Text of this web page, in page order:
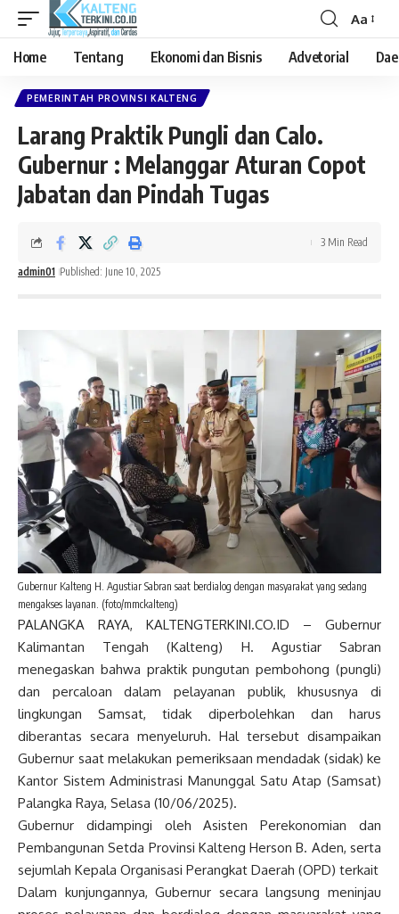
Font
Resizer
Aa
Home Tentang Ekonomi dan Bisnis Advetorial
PEMERINTAH PROVINSI KALTENG
Larang Praktik Pungli dan Calo.
Gubernur : Melanggar Aturan Copot
Jabatan dan Pindah Tugas
admin01 Published: June 10, 2025
3 Min Read
Gubernur Kalteng H. Agustiar Sabran saat berdialog dengan masyarakat yang sedang
mengakses layanan. (foto/mmckalteng)
PALANGKA RAYA, KALTENGTERKINI.CO.ID – Gubernur
Kalimantan Tengah (Kalteng) H. Agustiar Sabran
menegaskan bahwa praktik pungutan pembohong (pungli)
dan percaloan dalam pelayanan publik, khususnya di
lingkungan Samsat, tidak diperbolehkan dan harus
diberantas secara menyeluruh. Hal tersebut disampaikan
Gubernur saat melakukan pemeriksaan mendadak (sidak) ke
Kantor Sistem Administrasi Manunggal Satu Atap (Samsat)
Palangka Raya, Selasa (10/06/2025).
Gubernur didampingi oleh Asisten Perekonomian dan
Pembangunan Setda Provinsi Kalteng Herson B. Aden, serta
sejumlah Kepala Organisasi Perangkat Daerah (OPD) terkait
Dalam kunjungannya, Gubernur secara langsung meninjau